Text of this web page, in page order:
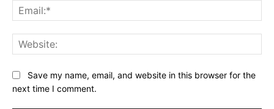
Save my name, email, and website in this browser for the
next time I comment.